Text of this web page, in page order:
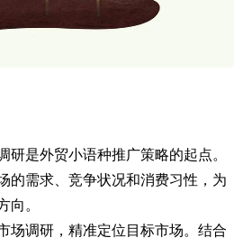
研是外贸小语种推广策略的起点。
的需求、竞争状况和消费习性，为
向。
场调研，精准定位目标市场。结合